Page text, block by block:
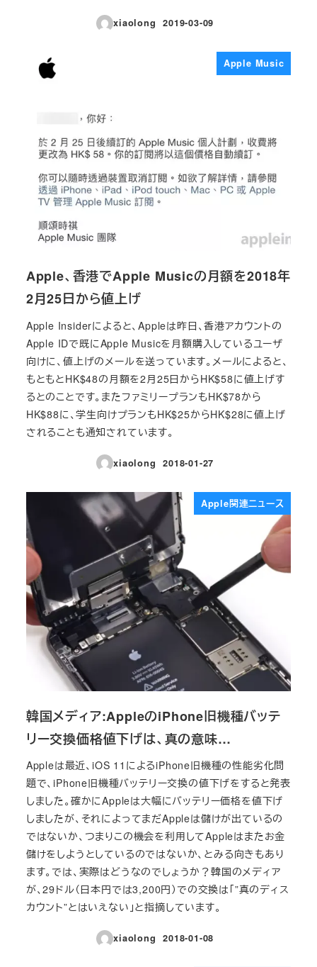
xiaolong
投稿日
2019-03-09
Apple Music
Apple、香港でApple Musicの月額を2018年
2月25日から値上げ
Apple Insiderによると、Appleは昨日、香港アカウントの
Apple IDで既にApple Musicを月額購入しているユーザ
向けに、値上げのメールを送っています。メールによると、
もともとHK$48の月額を2月25日からHK$58に値上げす
るとのことです。またファミリープランもHK$78から
HK$88に、学生向けプランもHK$25からHK$28に値上げ
されることも通知されています。
xiaolong
投稿日
2018-01-27
Apple関連ニュース
韓国メディア:AppleのiPhone旧機種バッテ
リー交換価格値下げは、真の意味…
Appleは最近、iOS 11によるiPhone旧機種の性能劣化問
題で、iPhone旧機種バッテリー交換の値下げをすると発表
しました。確かにAppleは大幅にバッテリー価格を値下げ
しましたが、それによってまだAppleは儲けが出ているの
ではないか、つまりこの機会を利用してAppleはまたお金
儲けをしようとしているのではないか、とみる向きもあり
ます。では、実際はどうなのでしょうか？韓国のメディア
が、29ドル（日本円では3,200円）での交換は「”真のディス
カウント”とはいえない」と指摘しています。
xiaolong
投稿日
2018-01-08